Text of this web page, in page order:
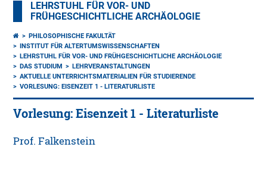
LEHRSTUHL FÜR VOR- UND
FRÜHGESCHICHTLICHE ARCHÄOLOGIE
PHILOSOPHISCHE FAKULTÄT
INSTITUT FÜR ALTERTUMSWISSENSCHAFTEN
LEHRSTUHL FÜR VOR- UND FRÜHGESCHICHTLICHE ARCHÄOLOGIE
DAS STUDIUM
LEHRVERANSTALTUNGEN
AKTUELLE UNTERRICHTSMATERIALIEN FÜR STUDIERENDE
VORLESUNG: EISENZEIT 1 - LITERATURLISTE
Vorlesung: Eisenzeit 1 - Literaturliste
Prof. Falkenstein